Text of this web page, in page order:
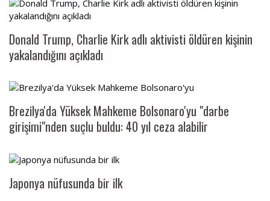
Donald Trump, Charlie Kirk adlı aktivisti öldüren kişinin
yakalandığını açıkladı
Brezilya'da Yüksek Mahkeme Bolsonaro'yu "darbe
girişimi"nden suçlu buldu: 40 yıl ceza alabilir
Japonya nüfusunda bir ilk